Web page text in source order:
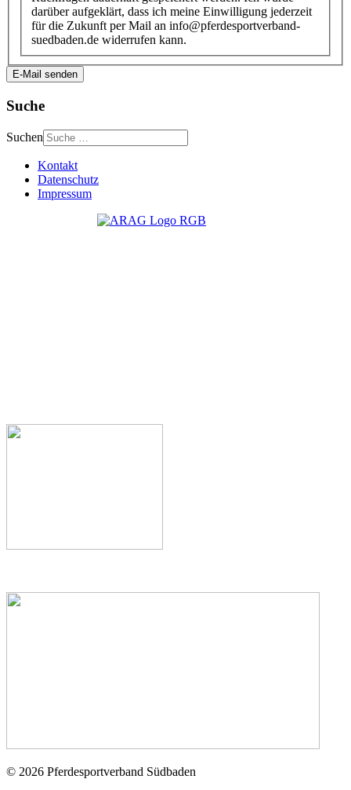
darüber aufgeklärt, dass ich meine Einwilligung jederzeit
für die Zukunft per Mail an info@pferdesportverband-
suedbaden.de widerrufen kann.
E-Mail senden
Suche
Suchen
Kontakt
Datenschutz
Impressum
© 2026 Pferdesportverband Südbaden